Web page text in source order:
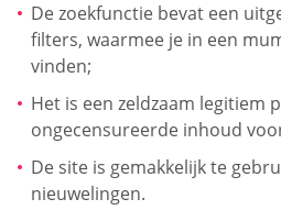
De zoekfunctie bevat een
filters, waarmee je in een
vinden;
Het is een zeldzaam legitiem
ongecensureerde inhoud
De site is gemakkelijk te
nieuwelingen.